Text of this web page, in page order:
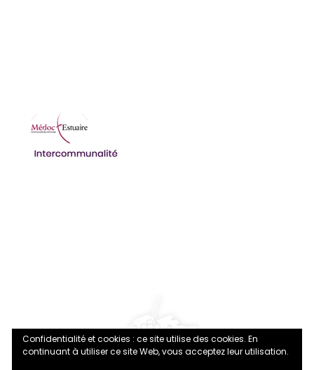
Confidentialité et cookies : ce site utilise des cookies. En
continuant à utiliser ce site Web, vous acceptez leur utilisation.